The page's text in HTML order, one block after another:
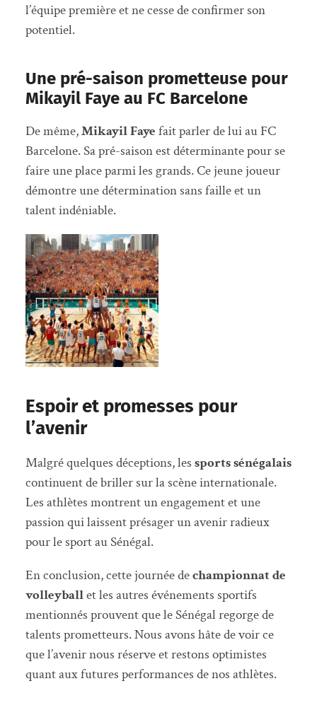
l’équipe première et ne cesse de confirmer son
potentiel.
Une pré-saison prometteuse pour
Mikayil Faye au FC Barcelone
De même,Mikayil Faye fait parler de lui au FC
Barcelone. Sa pré-saison est déterminante pour se
faire une place parmi les grands. Ce jeune joueur
démontre une détermination sans faille et un
talent indéniable.
Espoir et promesses pour
l’avenir
Malgré quelques déceptions, les sports sénégalais
continuent de briller sur la scène internationale.
Les athlètes montrent un engagement et une
passion qui laissent présager un avenir radieux
pour le sport au Sénégal.
En conclusion, cette journée dechampionnat de
volleyballet les autres événements sportifs
mentionnés prouvent que le Sénégal regorge de
talents prometteurs. Nous avons hâte de voir ce
que l’avenir nous réserve et restons optimistes
quant aux futures performances de nos athlètes.